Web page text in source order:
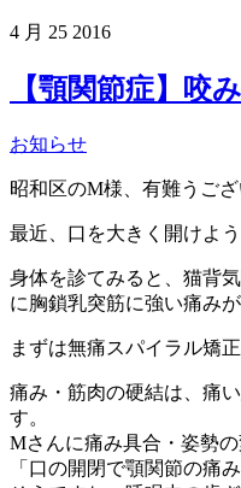
4 月 25 2016
【顎関節症】咬
お知らせ
昭和区のM様、有難うござ
最近、口を大きく開けよ
身体を診てみると、猫背
に胸鎖乳突筋に強い痛みが
まずは無痛スパイラル矯
痛み・筋肉の硬結は、痛
す。
Mさんに痛み具合・姿勢
「口の開閉で顎関節の痛